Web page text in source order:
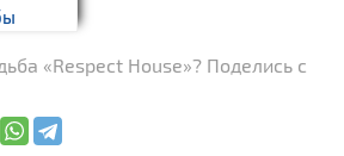
«Respect House»? Поделись с